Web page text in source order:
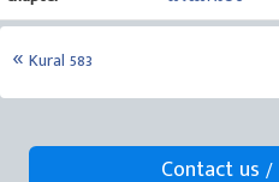
Kural 583
Contact us